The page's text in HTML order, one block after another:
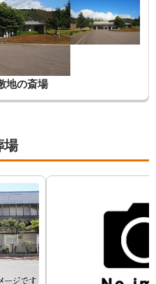
地の斎場
場